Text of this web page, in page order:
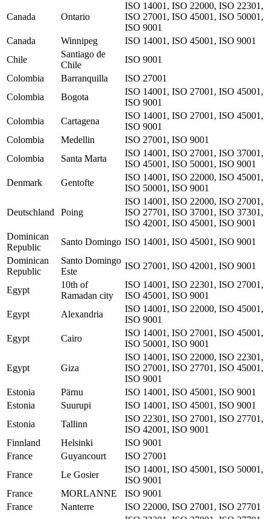
Canada Ontario
ISO 14001, ISO 22000, ISO 22301,
ISO 27001, ISO 45001, ISO 50001,
ISO 9001
Canada
Winnipeg
ISO 14001, ISO 45001, ISO 9001
Chile
Santiago de
Chile
ISO 9001
Colombia
Barranquilla
ISO 27001
Colombia
Bogota
ISO 14001, ISO 27001, ISO 45001,
ISO 9001
Colombia
Cartagena
ISO 14001, ISO 27001, ISO 45001,
ISO 9001
Colombia
Medellin
ISO 27001, ISO 9001
Colombia
Santa Marta
ISO 14001, ISO 27001, ISO 37001,
ISO 45001, ISO 50001, ISO 9001
Denmark
Gentofte
ISO 14001, ISO 22000, ISO 45001,
ISO 50001, ISO 9001
Deutschland Poing
ISO 14001, ISO 22000, ISO 27001,
ISO 27701, ISO 37001, ISO 37301,
ISO 42001, ISO 45001, ISO 9001
Dominican
Republic
Santo Domingo ISO 14001, ISO 45001, ISO 9001
Dominican
Republic
Santo Domingo
Este
ISO 27001, ISO 42001, ISO 9001
Egypt
10th of
Ramadan city
ISO 14001, ISO 22301, ISO 27001,
ISO 45001, ISO 9001
Egypt
Alexandria
ISO 14001, ISO 22000, ISO 45001,
ISO 9001
Egypt
Cairo
ISO 14001, ISO 27001, ISO 45001,
ISO 50001, ISO 9001
Egypt Giza
ISO 14001, ISO 22000, ISO 22301,
ISO 27001, ISO 27701, ISO 45001,
ISO 9001
Estonia
Pärnu
ISO 14001, ISO 45001, ISO 9001
Estonia
Suurupi
ISO 14001, ISO 45001, ISO 9001
Estonia
Tallinn
ISO 22301, ISO 27001, ISO 27701,
ISO 42001, ISO 9001
Finnland
Helsinki
ISO 9001
France
Guyancourt
ISO 27001
France
Le Gosier
ISO 14001, ISO 45001, ISO 50001,
ISO 9001
France
MORLANNE
ISO 9001
France
Nanterre
ISO 22000, ISO 27001, ISO 27701